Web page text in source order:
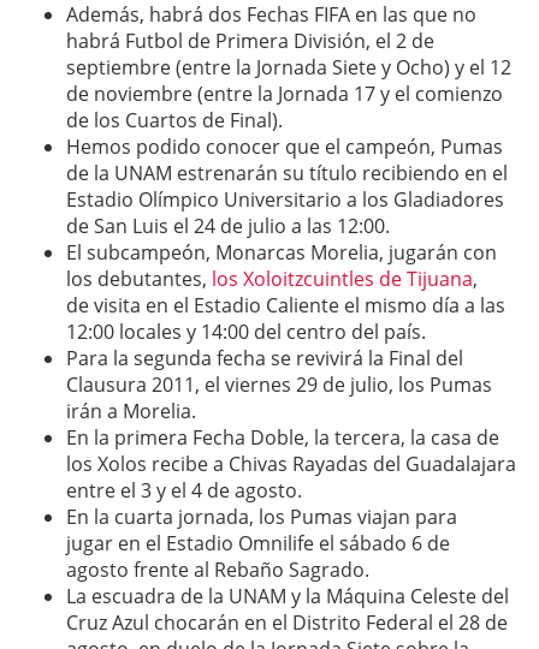
Además, habrá dos Fechas FIFA en las que no
habrá Futbol de Primera División, el 2 de
septiembre (entre la Jornada Siete y Ocho) y el 12
de noviembre (entre la Jornada 17 y el comienzo
de los Cuartos de Final).
Hemos podido conocer que el campeón, Pumas
de la UNAM estrenarán su título recibiendo en el
Estadio Olímpico Universitario a los Gladiadores
de San Luis el 24 de julio a las 12:00.
El subcampeón, Monarcas Morelia, jugarán con
los debutantes, los Xoloitzcuintles de Tijuana,
de visita en el Estadio Caliente el mismo día a las
12:00 locales y 14:00 del centro del país.
Para la segunda fecha se revivirá la Final del
Clausura 2011, el viernes 29 de julio, los Pumas
irán a Morelia.
En la primera Fecha Doble, la tercera, la casa de
los Xolos recibe a Chivas Rayadas del Guadalajara
entre el 3 y el 4 de agosto.
En la cuarta jornada, los Pumas viajan para
jugar en el Estadio Omnilife el sábado 6 de
agosto frente al Rebaño Sagrado.
La escuadra de la UNAM y la Máquina Celeste del
Cruz Azul chocarán en el Distrito Federal el 28 de